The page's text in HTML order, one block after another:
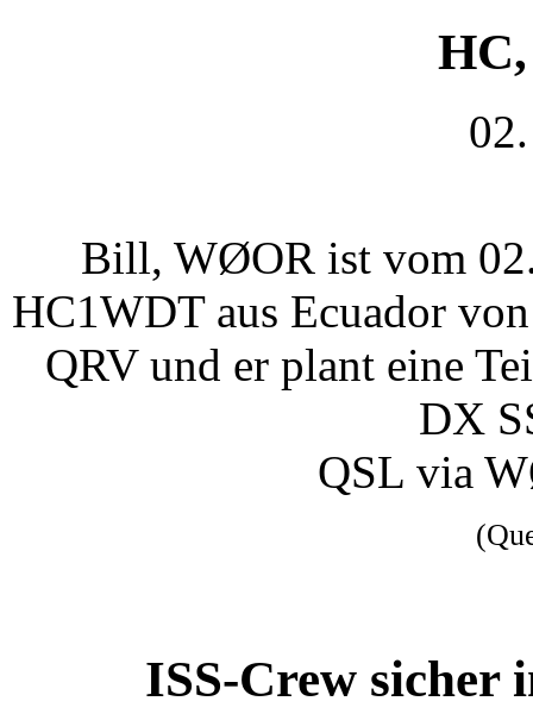
Bill, WØOR ist vom
HC1WDT aus Ecuador
QRV und er plant eine
DX
QSL via
ISS-Crew sicher